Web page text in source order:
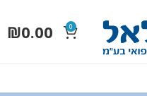
0
₪0.00